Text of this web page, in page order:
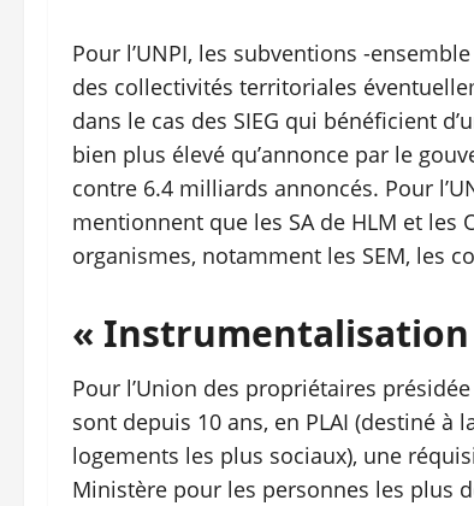
Pour l’UNPI, les subventions -
des collectivités territoriales
dans le cas des SIEG qui bénéficient
bien plus élevé qu’annonce par le
contre 6.4 milliards annoncés. Pour
mentionnent que les SA de HLM et les
organismes, notamment les SEM, les
« Instrumentalisation
Pour l’Union des propriétaires
sont depuis 10 ans, en PLAI (destiné
logements les plus sociaux), une
Ministère pour les personnes les plus